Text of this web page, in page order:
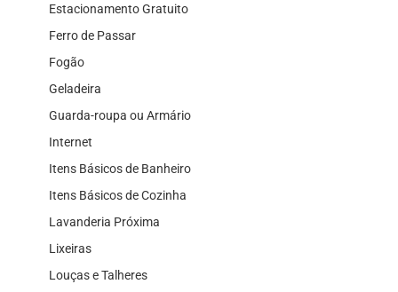
Estacionamento Gratuito
Ferro de Passar
Fogão
Geladeira
Guarda-roupa ou Armário
Internet
Itens Básicos de Banheiro
Itens Básicos de Cozinha
Lavanderia Próxima
Lixeiras
Louças e Talheres